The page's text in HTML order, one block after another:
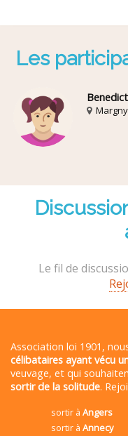
Les
Le fil de
Association loi 1901,
célibataires ayant vécu
veuvage, et qui
sortir de la solitude.
sortir àAngers
sortir à Annecy